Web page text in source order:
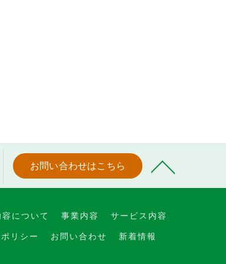
お問い合わせはこちら
について 事業内容
サービス内容
リシー お問い合わせ
新着情報